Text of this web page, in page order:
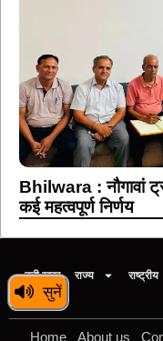
सुनें
Bhilwara : नौगावां
कई महत्वपूर्ण निर्णय
बड़ी खबर राज्य राष्ट्रीय
Home About us